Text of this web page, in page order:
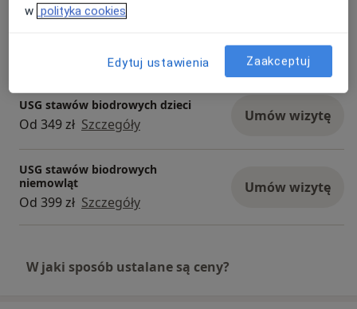
Szczegóły Umów wizytę
USG stawów biodrowych dzieci
Od 349 zł Szczegóły Umów wizytę
USG stawów biodrowych
niemowląt
Od 399 zł Szczegóły
Umów wizytę
W jaki sposób ustalane są ceny?
w polityka cookies
Edytuj ustawienia Zaakceptuj